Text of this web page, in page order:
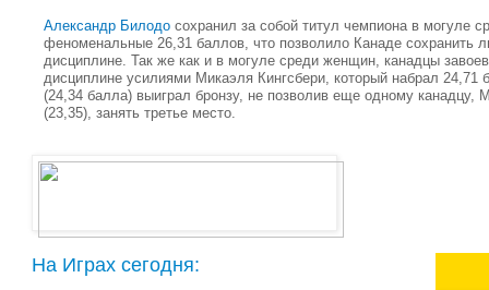
Александр Билодо сохранил за собой титул чемпиона в могуле
феноменальные 26,31 баллов, что позволило Канаде сохранить
дисциплине. Так же как и в могуле среди женщин, канадцы
дисциплине усилиями Микаэля Кингсбери, который набрал
(24,34 балла) выиграл бронзу, не позволив еще одному канадцу,
(23,35), занять третье место.
На Играх сегодня: